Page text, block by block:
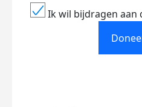
Ik wil bijdragen aan